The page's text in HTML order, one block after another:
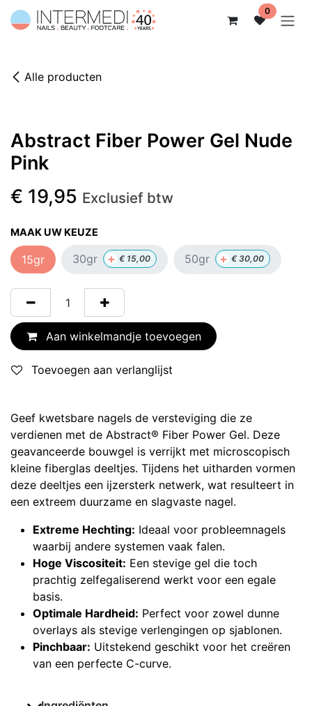
Overslaan naar inhoud 0
Alle producten
Abstract Fiber Power Gel Nude
Pink
Geef kwetsbare nagels de versteviging die ze
verdienen met de Abstract® Fiber Power Gel. Deze
geavanceerde bouwgel is verrijkt met microscopisch
kleine fiberglas deeltjes. Tijdens het uitharden vormen
deze deeltjes een ijzersterk netwerk, wat resulteert in
een extreem duurzame en slagvaste nagel.
Extreme Hechting: Ideaal voor probleemnagels
waarbij andere systemen vaak falen.
Hoge Viscositeit: Een stevige gel die toch
prachtig zelfegaliserend werkt voor een egale
basis.
Optimale Hardheid: Perfect voor zowel dunne
overlays als stevige verlengingen op sjablonen.
Pinchbaar: Uitstekend geschikt voor het creëren
van een perfecte C-curve.
€ 19,95 Exclusief btw
MAAK UW KEUZE
15gr 30gr + € 15,00 50gr + €30,00
Aan winkelmandje toevoegen
Toevoegen aan verlanglijst